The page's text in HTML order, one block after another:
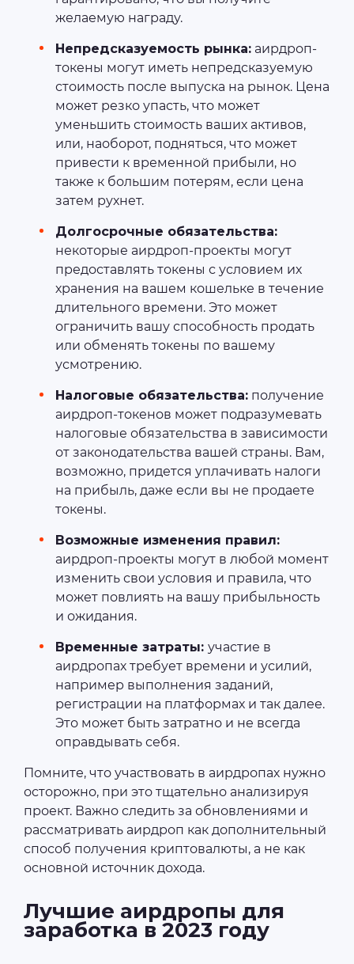
желаемую награду.
Непредсказуемость рынка: аирдроп-
токены могут иметь непредсказуемую
стоимость после выпуска на рынок. Цена
может резко упасть, что может
уменьшить стоимость ваших активов,
или, наоборот, подняться, что может
привести к временной прибыли, но
также к большим потерям, если цена
затем рухнет.
Долгосрочные обязательства:
некоторые аирдроп-проекты могут
предоставлять токены с условием их
хранения на вашем кошельке в течение
длительного времени. Это может
ограничить вашу способность продать
или обменять токены по вашему
усмотрению.
Налоговые обязательства: получение
аирдроп-токенов может подразумевать
налоговые обязательства в зависимости
от законодательства вашей страны. Вам,
возможно, придется уплачивать налоги
на прибыль, даже если вы не продаете
токены.
Возможные изменения правил:
аирдроп-проекты могут в любой момент
изменить свои условия и правила, что
может повлиять на вашу прибыльность
и ожидания.
Временные затраты: участие в
аирдропах требует времени и усилий,
например выполнения заданий,
регистрации на платформах и так далее.
Это может быть затратно и не всегда
оправдывать себя.
Помните, что участвовать в аирдропах нужно
осторожно, при это тщательно анализируя
проект. Важно следить за обновлениями и
рассматривать аирдроп как дополнительный
способ получения криптовалюты, а не как
основной источник дохода.
Лучшие аирдропы для
заработка в 2023 году